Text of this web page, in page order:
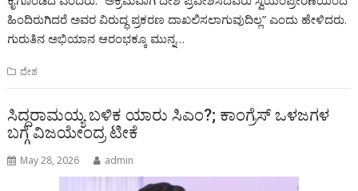
ಹಿಂದಿರುಗಿದರೆ ಅವರ ವಿರುದ್ಧ ಪ್ರಕರಣ ದಾಖಲಿಸಲಾಗುವುದಿಲ್ಲ” ಎಂದು ಹೇಳಿದರು.
ಗುರುತಿನ ಅಭಿಯಾನ ಆರಂಭಕ್ಕೂ ಮುನ್ನ…
ದೇಶ
ಸಿದ್ದರಾಮಯ್ಯ ಬಳಿಕ ಯಾರು ಸಿಎಂ?; ಕಾಂಗ್ರೆಸ್ ಒಳಜಗಳ
ಬಗ್ಗೆ ವಿಜಯೇಂದ್ರ ಟೀಕೆ
May 28, 2026 admin